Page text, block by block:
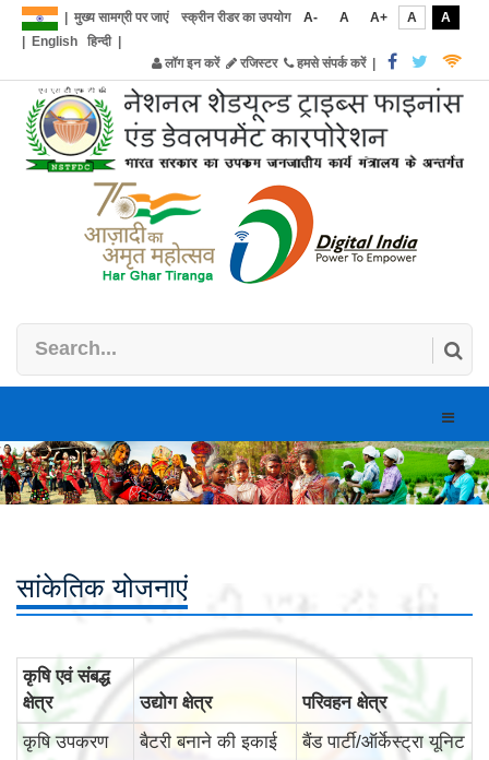
मुख्य सामग्री पर जाएं स्क्रीन रीडर का उपयोग A- A A+ A
A
English हिन्दी|
लॉग इन करें
रजिस्टर हमसे संपर्क करें|
Toggle
सांकेतिक योजनाएं
कृषि एवं संबद्ध
क्षेत्र
उद्योग क्षेत्र
परिवहन क्षेत्र
कृषि उपकरण
बैटरी बनाने की इकाई
बैंड पार्टी/ऑर्केस्ट्रा यूनिट